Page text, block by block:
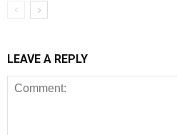
LEAVE A REPLY